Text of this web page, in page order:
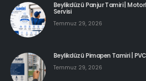
Beylikdüzü Panjur Tamiri |
Servisi
Temmuz 29, 2026
Beylikdüzü Pimapen Tamiri |
Temmuz 29, 2026